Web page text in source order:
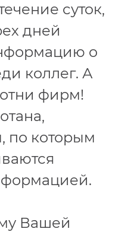
суток,
дней
о
коллег. А
фирм!
по которым
Вашей